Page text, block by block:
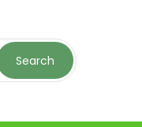
Search